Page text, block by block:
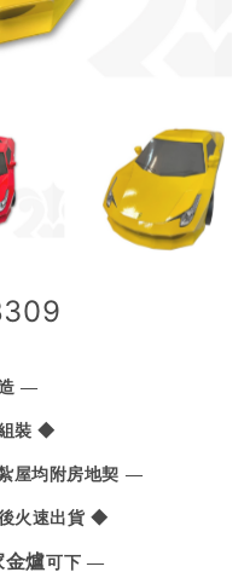
—
裝 ◆
屋均附房地契 —
火速出貨 ◆
金爐可下 —